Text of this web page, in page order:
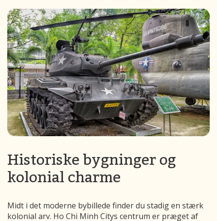
Historiske bygninger og
kolonial charme
Midt i det moderne bybillede finder du stadig en stærk
kolonial arv. Ho Chi Minh Citys centrum er præget af